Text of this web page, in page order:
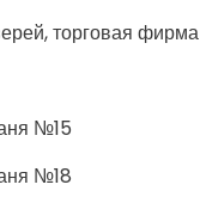
торговая фирма
№15
№18